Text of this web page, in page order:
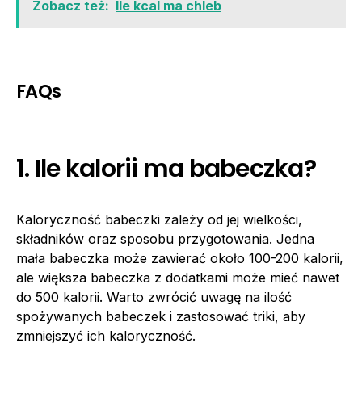
Zobacz też: Ile kcal ma chleb
FAQs
1. Ile kalorii ma babeczka?
Kaloryczność babeczki zależy od jej wielkości,
składników oraz sposobu przygotowania. Jedna
mała babeczka może zawierać około 100-200 kalorii,
ale większa babeczka z dodatkami może mieć nawet
do 500 kalorii. Warto zwrócić uwagę na ilość
spożywanych babeczek i zastosować triki, aby
zmniejszyć ich kaloryczność.